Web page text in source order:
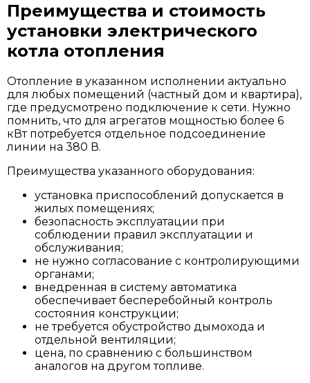
Преимущества и стоимость
установки электрического
котла отопления
Отопление в указанном исполнении актуально
для любых помещений (частный дом и квартира),
где предусмотрено подключение к сети. Нужно
помнить, что для агрегатов мощностью более 6
кВт потребуется отдельное подсоединение
линии на 380 В.
Преимущества указанного оборудования:
установка приспособлений допускается в
жилых помещениях;
безопасность эксплуатации при
соблюдении правил эксплуатации и
обслуживания;
не нужно согласование с контролирующими
органами;
внедренная в систему автоматика
обеспечивает бесперебойный контроль
состояния конструкции;
не требуется обустройство дымохода и
отдельной вентиляции;
цена, по сравнению с большинством
аналогов на другом топливе.